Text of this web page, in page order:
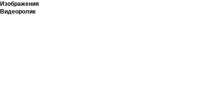
Изображения
Видеоролик